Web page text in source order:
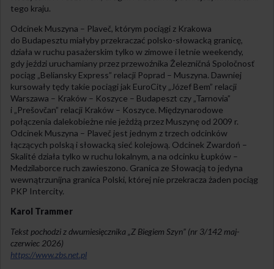
tego kraju.
Odcinek Muszyna – Plaveč, którym pociągi z Krakowa
do Budapesztu miałyby przekraczać polsko-słowacką granicę,
działa w ruchu pasażerskim tylko w zimowe i letnie weekendy,
gdy jeździ uruchamiany przez przewoźnika Železničná Spoločnosť
pociąg „Beliansky Express” relacji Poprad – Muszyna. Dawniej
kursowały tędy takie pociągi jak EuroCity „Józef Bem” relacji
Warszawa – Kraków – Koszyce – Budapeszt czy „Tarnovia”
i „Prešovčan” relacji Kraków – Koszyce. Międzynarodowe
połączenia dalekobieżne nie jeżdżą przez Muszynę od 2009 r.
Odcinek Muszyna – Plaveč jest jednym z trzech odcinków
łączących polską i słowacką sieć kolejową. Odcinek Zwardoń –
Skalité działa tylko w ruchu lokalnym, a na odcinku Łupków –
Medzilaborce ruch zawieszono. Granica ze Słowacją to jedyna
wewnątrzunijna granica Polski, której nie przekracza żaden pociąg
PKP Intercity.
Karol Trammer
Tekst pochodzi z dwumiesięcznika „Z Biegiem Szyn” (nr 3/142 maj-
czerwiec 2026)
https://www.zbs.net.pl